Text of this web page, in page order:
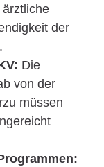
ärztliche
der
Die
von der
müssen